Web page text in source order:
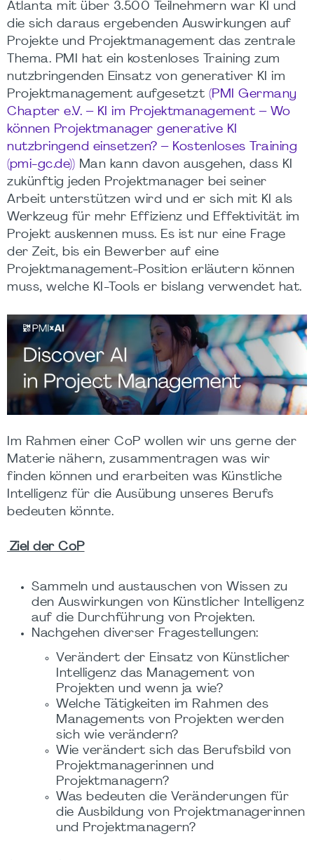
Atlanta mit über 3.500 Teilnehmern war KI und
die sich daraus ergebenden Auswirkungen auf
Projekte und Projektmanagement das zentrale
Thema. PMI hat ein kostenloses Training zum
nutzbringenden Einsatz von generativer KI im
Projektmanagement aufgesetzt (PMI Germany
Chapter e.V. – KI im Projektmanagement – Wo
können Projektmanager generative KI
nutzbringend einsetzen? – Kostenloses Training
(pmi-gc.de)) Man kann davon ausgehen, dass KI
zukünftig jeden Projektmanager bei seiner
Arbeit unterstützen wird und er sich mit KI als
Werkzeug für mehr Effizienz und Effektivität im
Projekt auskennen muss. Es ist nur eine Frage
der Zeit, bis ein Bewerber auf eine
Projektmanagement-Position erläutern können
muss, welche KI-Tools er bislang verwendet hat.
Im Rahmen einer CoP wollen wir uns gerne der
Materie nähern, zusammentragen was wir
finden können und erarbeiten was Künstliche
Intelligenz für die Ausübung unseres Berufs
bedeuten könnte.
Ziel der CoP
Sammeln und austauschen von Wissen zu
den Auswirkungen von Künstlicher Intelligenz
auf die Durchführung von Projekten.
Nachgehen diverser Fragestellungen:
Verändert der Einsatz von Künstlicher
Intelligenz das Management von
Projekten und wenn ja wie?
Welche Tätigkeiten im Rahmen des
Managements von Projekten werden
sich wie verändern?
Wie verändert sich das Berufsbild von
Projektmanagerinnen und
Projektmanagern?
Was bedeuten die Veränderungen für
die Ausbildung von Projektmanagerinnen
und Projektmanagern?